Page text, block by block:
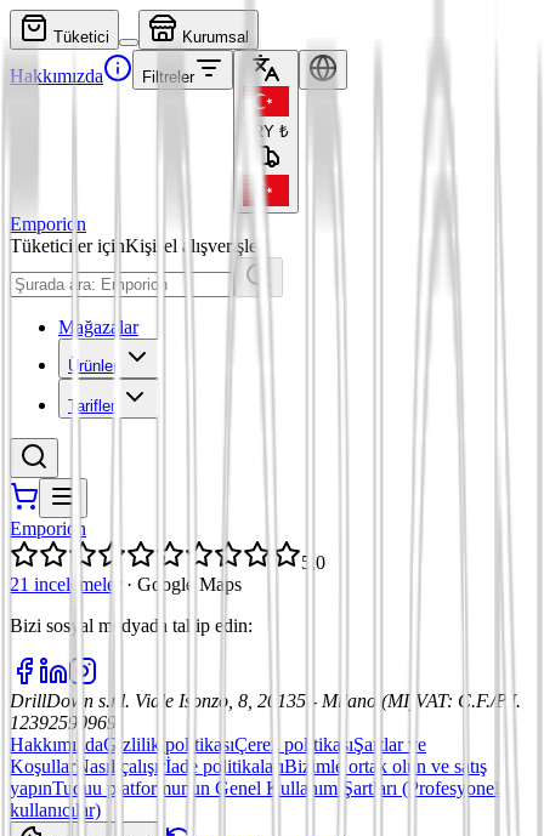
Tüketici Kurumsal
Hakkımızda Filtreler
TRY ₺
Emporion
Tüketiciler içinKişisel alışverişler
Mağazalar
Ürünler
Tarifler
Emporion
5,0
21 incelemeler
· Google Maps
Bizi sosyal medyada takip edin:
DrillDown s.r.l. Viale Isonzo, 8, 20135 - Milano (MI) VAT: C.F./P.I.
12392590969
HakkımızdaGizlilik politikasıÇerez politikasıŞartlar ve
KoşullarNasıl çalışırİade politikalarıBizimle ortak olun ve satış
yapınTuduu platformunun Genel Kullanım Şartları (Profesyonel
kullanıcılar)